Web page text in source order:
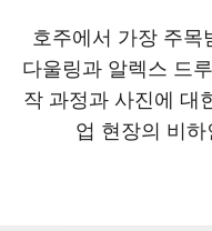
호주에서 가장 주
다울링과 알렉스 드
작 과정과 사진에 대
업 현장의 비